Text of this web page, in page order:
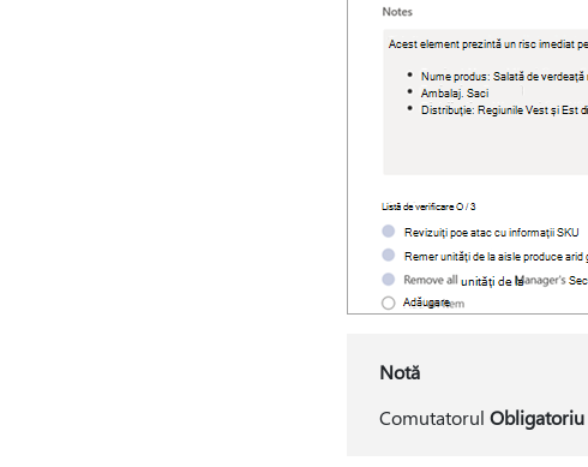
Notă
ComutatorulObligatoriu